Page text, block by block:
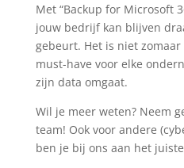
Met “Backup for Microsoft
jouw bedrijf kan blijven
gebeurt. Het is niet
must-have voor elke
zijn data omgaat.
Wil je meer weten? Neem
team! Ook voor andere
ben je bij ons aan het